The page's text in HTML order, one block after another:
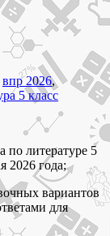
впр 2026,
5 класс
по литературе 5
2026 года;
вариантов
для